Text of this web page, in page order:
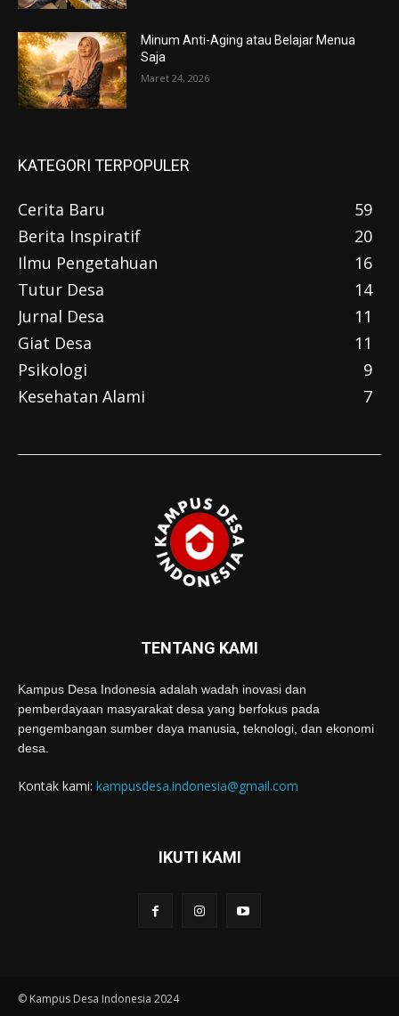
Minum Anti-Aging atau Belajar Menua
Saja
Maret 24, 2026
KATEGORI TERPOPULER
Cerita Baru
59
Berita Inspiratif
20
Ilmu Pengetahuan
16
Tutur Desa
14
Jurnal Desa
11
Giat Desa
11
Psikologi
9
Kesehatan Alami
7
TENTANG KAMI
Kampus Desa Indonesia adalah wadah inovasi dan
pemberdayaan masyarakat desa yang berfokus pada
pengembangan sumber daya manusia, teknologi, dan ekonomi
desa.
Kontak kami: kampusdesa.indonesia@gmail.com
IKUTI KAMI
© Kampus Desa Indonesia 2024